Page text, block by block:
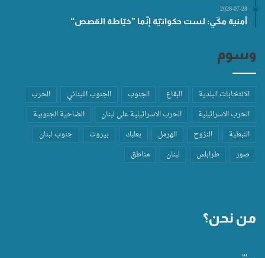
2026-07-28
أمنية مكّي: لست حكواتيّة إنّما ”خيّاطة القصص“
وسوم
الانتخابات البلدية البقاع الجنوب الجنوب اللبناني
الحرب
الحرب الاسرائيلية
الحرب الاسرائيلية على لبنان
الضاحية الجنوبية
النبطية
النزوح الهرمل بعلبك بيروت
جنوب لبنان
صور
طرابلس لبنان مناطق
من نحن؟